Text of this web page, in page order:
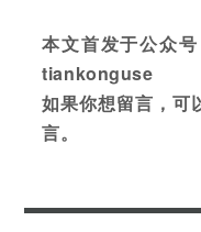
本文首发于公众
tiankonguse
如果你想留言，可
言。